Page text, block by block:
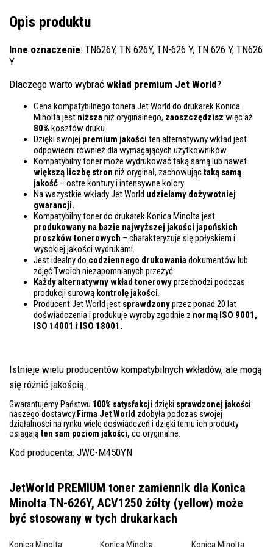
Opis produktu
Inne oznaczenie: TN626Y, TN 626Y, TN-626 Y, TN 626 Y, TN626
Y
Dlaczego warto wybrać wkład premium Jet World?
Cena kompatybilnego tonera Jet World do drukarek Konica
Minolta jest niższaniż oryginalnego, zaoszczędzisz więc aż
80% kosztów druku.
Dzięki swojej premium jakości ten alternatywny wkład jest
odpowiedni również dla wymagających użytkowników.
Kompatybilny toner może wydrukować taką samą lub nawet
większą liczbę stron niż oryginał, zachowująctaką samą
jakość – ostre kontury i intensywne kolory.
Na wszystkie wkłady Jet World udzielamy dożywotniej
gwarancji.
Kompatybilny toner do drukarek Konica Minolta jest
produkowany na bazie najwyższej jakości japońskich
proszków tonerowych – charakteryzuje się połyskiem i
wysokiej jakości wydrukami.
Jest idealny do codziennego drukowaniadokumentów lub
zdjęć Twoich niezapomnianych przeżyć.
Każdy alternatywny wkład tonerowyprzechodzi podczas
produkcji surową kontrolę jakości.
Producent Jet World jest sprawdzonyprzez ponad 20 lat
doświadczenia i produkuje wyroby zgodnie z normą ISO 9001,
ISO 14001 i ISO 18001.
Istnieje wielu producentów kompatybilnych wkładów, ale mogą
się różnić jakością.
Gwarantujemy Państwu 100% satysfakcji dzięki sprawdzonej jakości
naszego dostawcy. Firma Jet World zdobyła podczas swojej
działalności na rynku wiele doświadczeń i dzięki temu ich produkty
osiągają ten sam poziom jakości, co oryginalne.
Kod producenta: JWC-M450YN
JetWorld PREMIUM toner zamiennik dla Konica
Minolta TN-626Y, ACV1250 żółty (yellow) może
być stosowany w tych drukarkach
Konica Minolta
Konica Minolta
Konica Minolta